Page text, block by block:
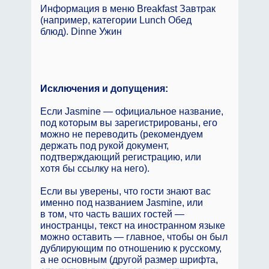
Информация в меню Breakfast Завтрак
(например, категории Lunch Обед
блюд). Dinne Ужин
Исключения и допущения:
Если Jasmine — официальное название,
под которым вы зарегистрированы, его
можно не переводить (рекомендуем
держать под рукой документ,
подтверждающий регистрацию, или
хотя бы ссылку на него).
Если вы уверены, что гости знают вас
именно под названием Jasmine, или
в том, что часть ваших гостей —
иностранцы, текст на иностранном языке
можно оставить — главное, чтобы он был
дублирующим по отношению к русскому,
а не основным (другой размер шрифта,